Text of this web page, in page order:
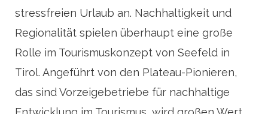
stressfreien Urlaub an. Nachhaltigkeit und
Regionalität spielen überhaupt eine große
Rolle im Tourismuskonzept von Seefeld in
Tirol. Angeführt von den Plateau-Pionieren,
das sind Vorzeigebetriebe für nachhaltige